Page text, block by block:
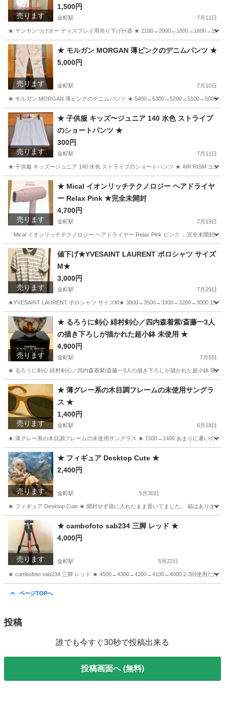
売ります
1,500円
金町駅 7月11日
★ ヤンヤンつけボー ディスプレイ用吊り下げ什器 ★ 2100→2000→1800→1600→1500
東京 葛飾区 ヤンヤンつけボー
売ります
★ モルガン MORGAN 薄ピンクのデニムパンツ ★
5,000円
金町駅 7月10日
★ モルガン MORGAN 薄ピンクのデニムパンツ ★ 5400→5300→5200→5100→5000 サ
東京 葛飾区 金町駅 服/ファッション
売ります
★ 子供服 キッズ〜ジュニア 140 水色 ストライプ
のショートパンツ ★
300円
金町駅 7月11日
★ 子供服 キッズ〜ジュニア 140 水色 ストライプのショートパンツ ★ AIR RISM ユニ
東京 葛飾区 子供用品 ショートパンツ
売ります
★ Mical イオンリッチテクノロジー ヘアドライヤ
ー Relax Pink ★完全未開封
4,700円
金町駅 7月19日
「Mical イオンリッチテクノロジー ヘアドライヤー Relax Pink ピンク 」完全未開封
東京 葛飾区 金町駅 ヘアドライヤー
売ります
値下げ★YVESAINT LAURENT ポロシャツ サイズ
M★
3,000円
金町駅 7月29日
★YVESAINT LAURENT ポロシャツ サイズM★ 3800→3500→3300→3200→3000 15.6
東京 葛飾区 金町駅 ポロシャツ
売ります
★ るろうに剣心 緋村剣心／四内森着紫/斎藤一3人
の描き下ろしが描かれた超小鉢 未使用 ★
4,900円
金町駅 7月5日
★ るろうに剣心 緋村剣心／四内森着紫/斎藤一3人の描き下ろしが描かれた超小鉢 限
東京 葛飾区 金町駅 生活雑貨 小鉢
売ります
★ 薄グレー系の木目調フレームの未使用サングラ
ス ★
1,400円
金町駅 6月18日
★ 薄グレー系の木目調フレームの未使用サングラス ★ 1500→1400 あまりに暑いのと
東京 葛飾区 フレーム
売ります
★ フィギュア Desktop Cute ★
2,400円
金町駅 5月30日
★ フィギュア Desktop Cute ★ 開封せず袋に入れたまま置いてました。 箱はありませ
東京 葛飾区 インテリア雑貨/小物 買い
売ります
★ cambofoto sab234 三脚 レッド ★
4,000円
金町駅 5月22日
★ cambofoto sab234 三脚 レッド ★ 4500→4300→4200→4100→4000 2.3回使用だけで
ページTOPへ
投稿
誰でも今すぐ30秒で投稿出来る
投稿画面へ (無料)